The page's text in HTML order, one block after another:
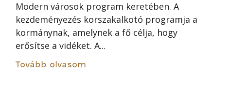
Modern városok program keretében. A
kezdeményezés korszakalkotó programja a
kormánynak, amelynek a fő célja, hogy
erősítse a vidéket. A...
Tovább olvasom